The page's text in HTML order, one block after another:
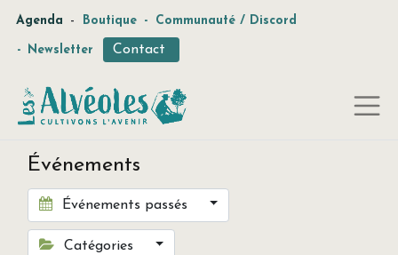
Agenda - Boutique - Communauté / Discord
- Newsletter Contact
Événements
Événements passés
Catégories